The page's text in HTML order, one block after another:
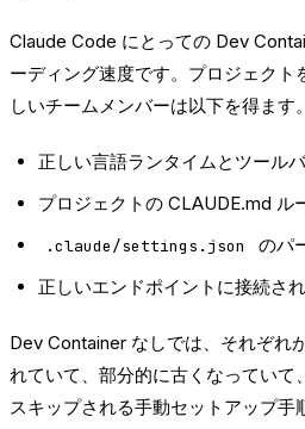
Claude Code にとっての Dev
ーディング速度です。プロジェク
しいチームメンバーは以下を得ます。
正しい言語ランタイムとツール
プロジェクトの CLAUDE.md ル
.claude/settings.json
のパ
正しいエンドポイントに接続さ
Dev Container なしでは、それぞれ
れていて、部分的に古くなっていて
スキップされる手動セットアップ手